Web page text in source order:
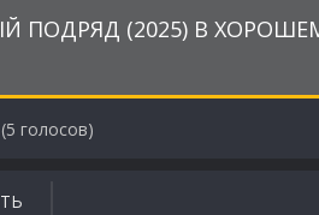
ПОДРЯД (2025) В
5 голосов)